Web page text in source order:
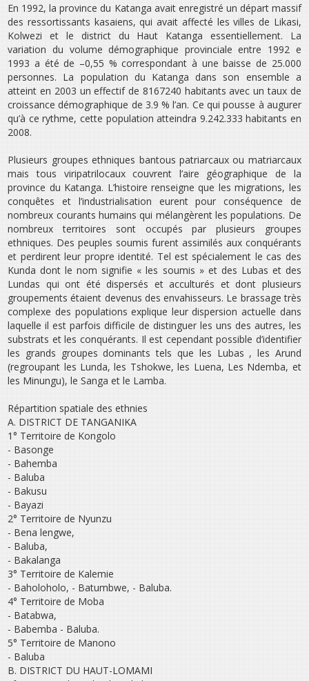
En 1992, la province du Katanga avait enregistré un départ massif
des ressortissants kasaiens, qui avait affecté les villes de Likasi,
Kolwezi et le district du Haut Katanga essentiellement. La
variation du volume démographique provinciale entre 1992 e
1993 a été de –0,55 % correspondant à une baisse de 25.000
personnes. La population du Katanga dans son ensemble a
atteint en 2003 un effectif de 8167240 habitants avec un taux de
croissance démographique de 3.9 % l’an. Ce qui pousse à augurer
qu’à ce rythme, cette population atteindra 9.242.333 habitants en
2008.
Plusieurs groupes ethniques bantous patriarcaux ou matriarcaux
mais tous viripatrilocaux couvrent l’aire géographique de la
province du Katanga. L’histoire renseigne que les migrations, les
conquêtes et l’industrialisation eurent pour conséquence de
nombreux courants humains qui mélangèrent les populations. De
nombreux territoires sont occupés par plusieurs groupes
ethniques. Des peuples soumis furent assimilés aux conquérants
et perdirent leur propre identité. Tel est spécialement le cas des
Kunda dont le nom signifie « les soumis » et des Lubas et des
Lundas qui ont été dispersés et acculturés et dont plusieurs
groupements étaient devenus des envahisseurs. Le brassage très
complexe des populations explique leur dispersion actuelle dans
laquelle il est parfois difficile de distinguer les uns des autres, les
substrats et les conquérants. Il est cependant possible d’identifier
les grands groupes dominants tels que les Lubas , les Arund
(regroupant les Lunda, les Tshokwe, les Luena, Les Ndemba, et
les Minungu), le Sanga et le Lamba.
Répartition spatiale des ethnies
A. DISTRICT DE TANGANIKA
1° Territoire de Kongolo
- Basonge
- Bahemba
- Baluba
- Bakusu
- Bayazi
2° Territoire de Nyunzu
- Bena lengwe,
- Baluba,
- Bakalanga
3° Territoire de Kalemie
- Baholoholo, - Batumbwe, - Baluba.
4° Territoire de Moba
- Batabwa,
- Babemba - Baluba.
5° Territoire de Manono
- Baluba
B. DISTRICT DU HAUT-LOMAMI